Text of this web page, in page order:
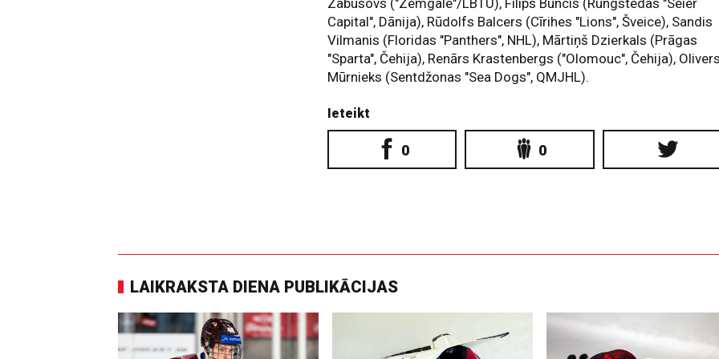
Zabusovs ("Zemgale"/LBTU), Filips Buncis (Rungstedas "Seier
Capital", Dānija), Rūdolfs Balcers (Cīrihes "Lions", Šveice), Sandis
Vilmanis (Floridas "Panthers", NHL), Mārtiņš Dzierkals (Prāgas
"Sparta", Čehija), Renārs Krastenbergs ("Olomouc", Čehija),
Mūrnieks (Sentdžonas "Sea Dogs", QMJHL).
Ieteikt
0 0
LAIKRAKSTA DIENA PUBLIKĀCIJAS